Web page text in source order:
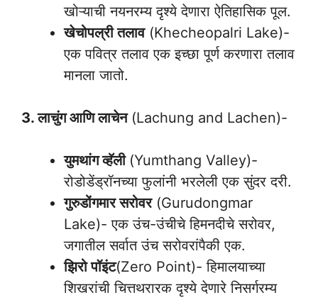
खोऱ्याची नयनरम्य दृश्ये देणारा ऐतिहासिक पूल.
खेचोपल्री तलाव(Khecheopalri Lake)-
एक पवित्र तलाव एक इच्छा पूर्ण करणारा तलाव
मानला जातो.
3. लाचुंग आणि लाचेन(Lachung and Lachen)-
युमथांग व्हॅली (Yumthang Valley)-
रोडोडेंड्रॉनच्या फुलांनी भरलेली एक सुंदर दरी.
गुरुडोंगमार सरोवर(Gurudongmar
Lake)- एक उंच-उंचीचे हिमनदीचे सरोवर,
जगातील सर्वात उंच सरोवरांपैकी एक.
झिरो पॉइंट(Zero Point)- हिमालयाच्या
शिखरांची चित्तथरारक दृश्ये देणारे निसर्गरम्य